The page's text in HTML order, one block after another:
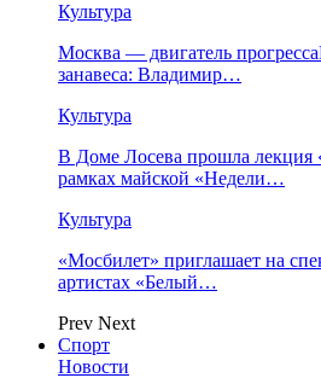
Культура
Москва — двигатель
занавеса: Владимир…
Культура
В Доме Лосева прошла лекция
рамках майской «Недели…
Культура
«Мосбилет» приглашает на
артистах «Белый…
Prev Next
Спорт
Новости